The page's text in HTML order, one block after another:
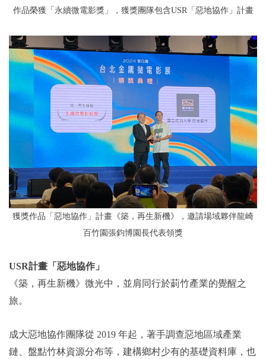
作品榮獲「永續微電影獎」，獲獎團隊包含USR「惡地協作」計畫
獲獎作品「惡地協作」計畫《築，再生新機》，邀請場域夥伴龍崎
百竹園張鈞博園長代表領獎
USR計畫「惡地協作」
《築，再生新機》微光中，並肩同行於莿竹產業的覺醒之
旅。
成大惡地協作團隊從 2019 年起，著手調查惡地區域產業
鏈、盤點竹林資源分布等，建構鄉村少有的基礎資料庫，也